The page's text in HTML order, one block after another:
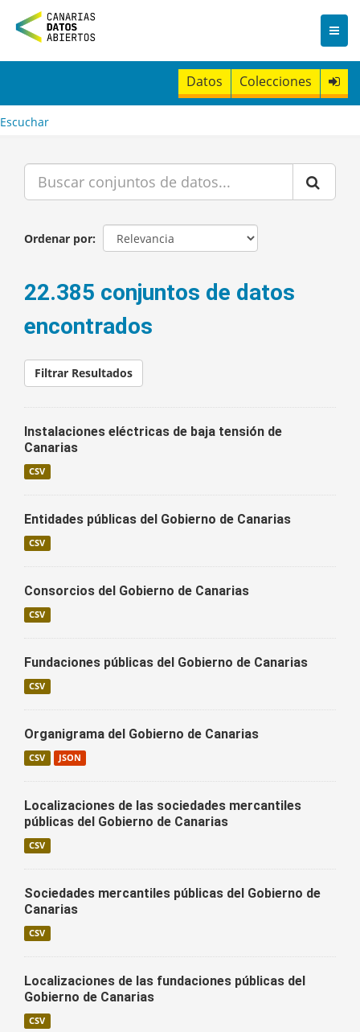
n
t
Datos Colecciones
Escuchar
Ordenar por
22.385 conjuntos de datos
encontrados
Filtrar Resultados
Instalaciones eléctricas de baja tensión de
Canarias
CSV
Entidades públicas del Gobierno de Canarias
CSV
Consorcios del Gobierno de Canarias
CSV
Fundaciones públicas del Gobierno de Canarias
CSV
Organigrama del Gobierno de Canarias
CSV JSON
Localizaciones de las sociedades mercantiles
públicas del Gobierno de Canarias
CSV
Sociedades mercantiles públicas del Gobierno de
Canarias
CSV
Localizaciones de las fundaciones públicas del
Gobierno de Canarias
CSV